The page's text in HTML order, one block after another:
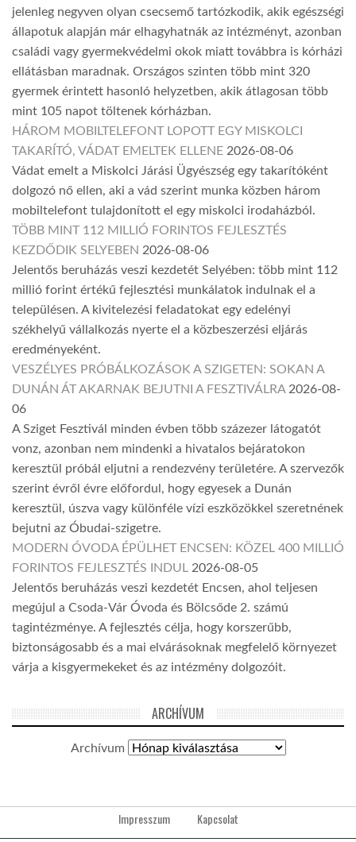
jelenleg negyven olyan csecsemő tartózkodik, akik egészségi
állapotuk alapján már elhagyhatnák az intézményt, azonban
családi vagy gyermekvédelmi okok miatt továbbra is kórházi
ellátásban maradnak. Országos szinten több mint 320
gyermek érintett hasonló helyzetben, akik átlagosan több
mint 105 napot töltenek kórházban.
HÁROM MOBILTELEFONT LOPOTT EGY MISKOLCI
TAKARÍTÓ, VÁDAT EMELTEK ELLENE 2026-08-06
Vádat emelt a Miskolci Járási Ügyészség egy takarítóként
dolgozó nő ellen, aki a vád szerint munka közben három
mobiltelefont tulajdonított el egy miskolci irodaházból.
TÖBB MINT 112 MILLIÓ FORINTOS FEJLESZTÉS
KEZDŐDIK SELYEBEN 2026-08-06
Jelentős beruházás veszi kezdetét Selyében: több mint 112
millió forint értékű fejlesztési munkálatok indulnak el a
településen. A kivitelezési feladatokat egy edelényi
székhelyű vállalkozás nyerte el a közbeszerzési eljárás
eredményeként.
VESZÉLYES PRÓBÁLKOZÁSOK A SZIGETEN: SOKAN A
DUNÁN ÁT AKARNAK BEJUTNI A FESZTIVÁLRA 2026-08-
06
A Sziget Fesztivál minden évben több százezer látogatót
vonz, azonban nem mindenki a hivatalos bejáratokon
keresztül próbál eljutni a rendezvény területére. A szervezők
szerint évről évre előfordul, hogy egyesek a Dunán
keresztül, úszva vagy különféle vízi eszközökkel szeretnének
bejutni az Óbudai-szigetre.
MODERN ÓVODA ÉPÜLHET ENCSEN: KÖZEL 400 MILLIÓ
FORINTOS FEJLESZTÉS INDUL 2026-08-05
Jelentős beruházás veszi kezdetét Encsen, ahol teljesen
megújul a Csoda-Vár Óvoda és Bölcsőde 2. számú
tagintézménye. A fejlesztés célja, hogy korszerűbb,
biztonságosabb és a mai elvárásoknak megfelelő környezet
várja a kisgyermekeket és az intézmény dolgozóit.
ARCHÍVUM
Archívum
Impresszum Kapcsolat